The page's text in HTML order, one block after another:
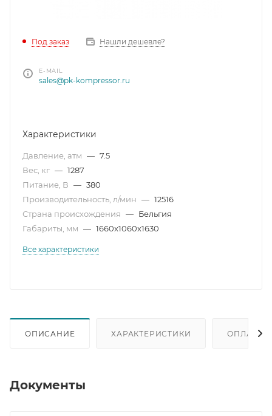
Под заказ Нашли дешевле?
E-MAIL
sales@pk-kompressor.ru
Характеристики
Давление, атм — 7.5
Вес, кг — 1287
Питание, В — 380
Производительность, л/мин — 12516
Страна происхождения — Бельгия
Габариты, мм — 1660x1060x1630
Все характеристики
ОПИСАНИЕ ХАРАКТЕРИСТИКИ ОПЛАТА
Документы